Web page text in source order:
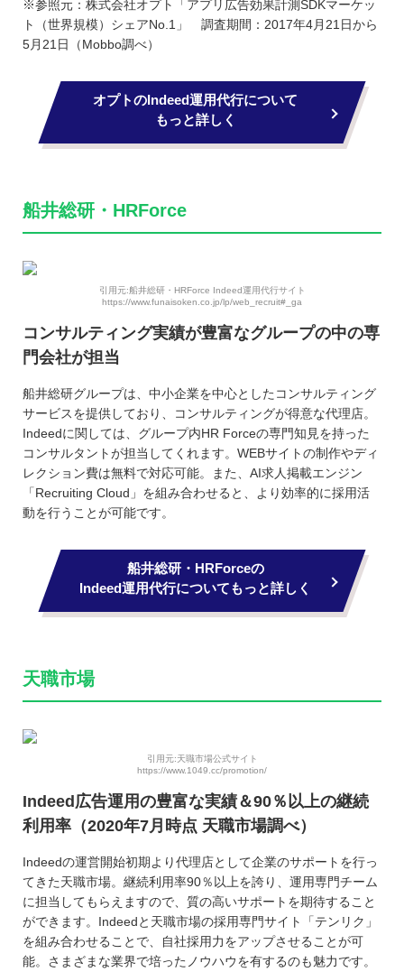
※参照元：株式会社オプト「アプリ広告効果計測SDKマーケッ
ト（世界規模）シェアNo.1」 調査期間：2017年4月21日から
5月21日（Mobbo調べ）
オプトのIndeed運用代行について
もっと詳しく
船井総研・HRForce
引用元:船井総研・HRForce Indeed運用代行サイト
https://www.funaisoken.co.jp/lp/web_recruit#_ga
コンサルティング実績が豊富なグループの中の専
門会社が担当
船井総研グループは、中小企業を中心としたコンサルティング
サービスを提供しており、コンサルティングが得意な代理店。
Indeedに関しては、グループ内HR Forceの専門知見を持った
コンサルタントが担当してくれます。WEBサイトの制作やディ
レクション費は無料で対応可能。また、AI求人掲載エンジン
「Recruiting Cloud」を組み合わせると、より効率的に採用活
動を行うことが可能です。
船井総研・HRForceの
Indeed運用代行についてもっと詳しく
天職市場
引用元:天職市場公式サイト
https://www.1049.cc/promotion/
Indeed広告運用の豊富な実績＆90％以上の継続
利用率（2020年7月時点 天職市場調べ）
Indeedの運営開始初期より代理店として企業のサポートを行っ
てきた天職市場。継続利用率90％以上を誇り、運用専門チーム
に担当してもらえますので、質の高いサポートを期待すること
ができます。Indeedと天職市場の採用専門サイト「テンリク」
を組み合わせることで、自社採用力をアップさせることが可
能。さまざまな業界で培ったノウハウを有するのも魅力です。